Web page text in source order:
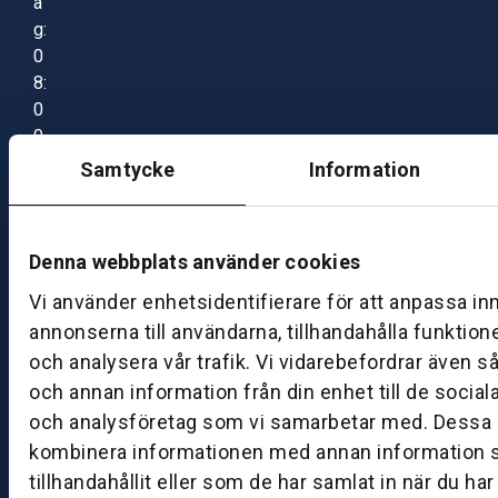
Samtycke Information
Denna webbplats använder cookies
Vi använder enhetsidentifierare för att anpassa
annonserna till användarna, tillhandahålla
och analysera vår trafik. Vi vidarebefordrar även
och annan information från din enhet till de
och analysföretag som vi samarbetar med. Dessa
kombinera informationen med annan information
tillhandahållit eller som de har samlat in när du
g:
0
8:
0
0
0
B
ut
ik
S
k
ö